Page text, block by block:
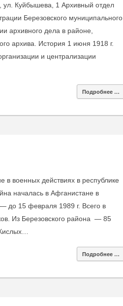
ул. Куйбышева, 1 Архивный отдел
Березовского муниципального
архивного дела в районе,
архива. История 1 июня 1918 г.
и централизации
Подробнее …
военных действиях в республике
началась в Афганистане в
до 15 февраля 1989 г. Всего в
Из Березовского района — 85
Подробнее …